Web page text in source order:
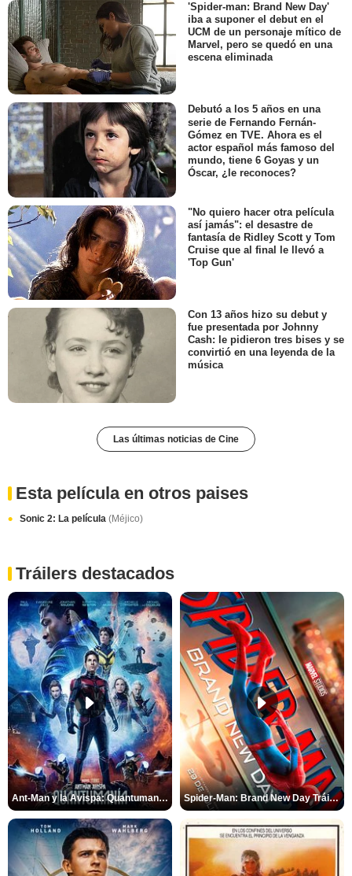
'Spider-man: Brand New Day'
iba a suponer el debut en el
UCM de un personaje mítico de
Marvel, pero se quedó en una
escena eliminada
Debutó a los 5 años en una
serie de Fernando Fernán-
Gómez en TVE. Ahora es el
actor español más famoso del
mundo, tiene 6 Goyas y un
Óscar, ¿le reconoces?
"No quiero hacer otra película
así jamás": el desastre de
fantasía de Ridley Scott y Tom
Cruise que al final le llevó a
'Top Gun'
Con 13 años hizo su debut y
fue presentada por Johnny
Cash: le pidieron tres bises y se
convirtió en una leyenda de la
música
Las últimas noticias de Cine
Esta película en otros paises
Sonic 2: La película (Méjico)
Tráilers destacados
Ant-Man y la Avispa: Quantumanía Tráiler (2) Spider-Man: Brand New Day Tráiler (3)